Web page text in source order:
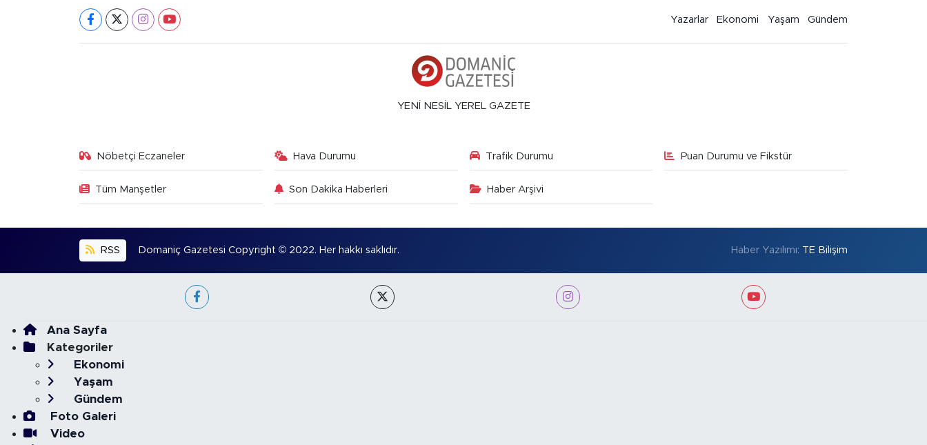
Yazarlar Ekonomi Yaşam Gündem
YENİ NESİL YEREL GAZETE
Nöbetçi Eczaneler Hava Durumu Trafik Durumu Puan Durumu ve Fikstür
Tüm Manşetler Son Dakika Haberleri Haber Arşivi
RSS Domaniç Gazetesi Copyright © 2022. Her hakkı saklıdır. Haber Yazılımı: TE Bilişim
Ana Sayfa
Kategoriler
Ekonomi
Yaşam
Gündem
Foto Galeri
Video